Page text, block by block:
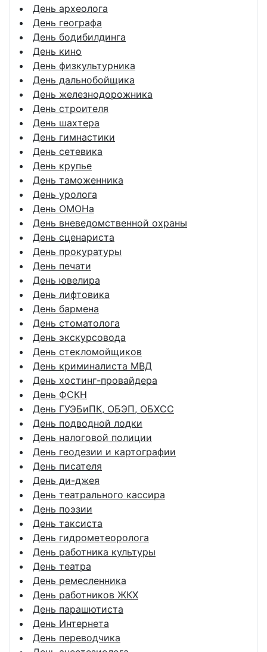
День археолога
День географа
День бодибилдинга
День кино
День физкультурника
День дальнобойщика
День железнодорожника
День строителя
День шахтера
День гимнастики
День сетевика
День крупье
День таможенника
День уролога
День ОМОНа
День вневедомственной охраны
День сценариста
День прокуратуры
День печати
День ювелира
День лифтовика
День бармена
День стоматолога
День экскурсовода
День стекломойщиков
День криминалиста МВД
День хостинг-провайдера
День ФСКН
День ГУЭБиПК, ОБЭП, ОБХСС
День подводной лодки
День налоговой полиции
День геодезии и картографии
День писателя
День ди-джея
День театрального кассира
День поэзии
День таксиста
День гидрометеоролога
День работника культуры
День театра
День ремесленника
День работников ЖКХ
День парашютиста
День Интернета
День переводчика